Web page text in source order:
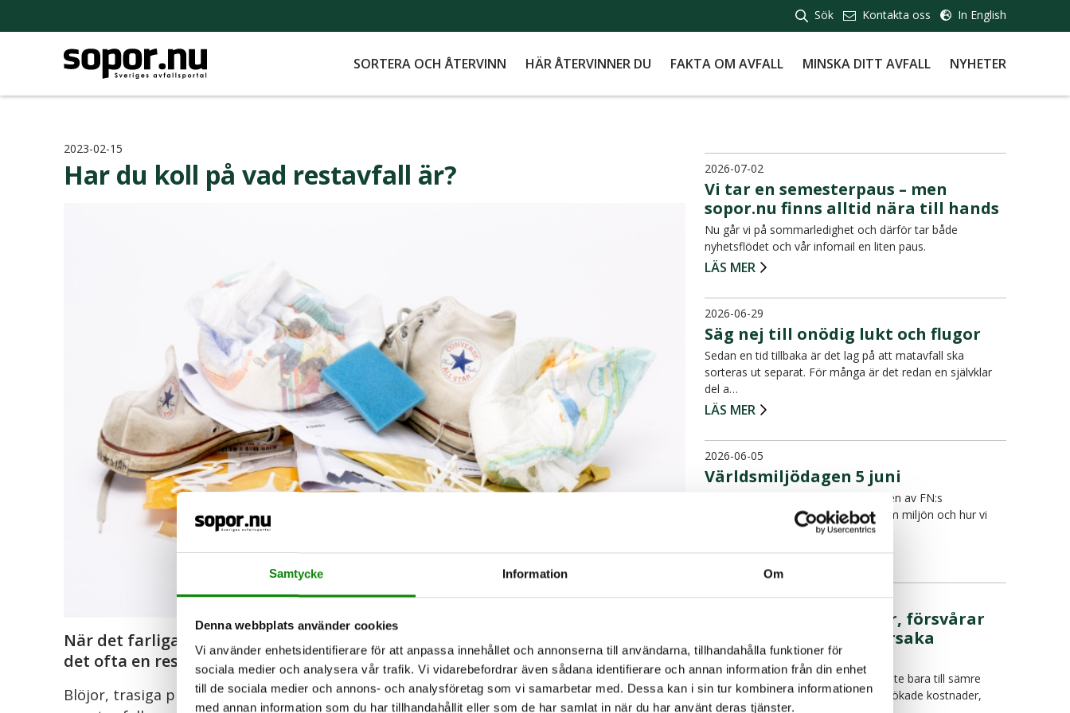
Samtycke Information Om
Denna webbplats använder cookies
Vi använder enhetsidentifierare för att anpassa innehållet och annonserna till användarna, tillhandahålla funktioner för
sociala medier och analysera vår trafik. Vi vidarebefordrar även sådana identifierare och annan information från din enhet
till de sociala medier och annons- och analysföretag som vi samarbetar med. Dessa kan i sin tur kombinera informationen
med annan information som du har tillhandahållit eller som de har samlat in när du har använt deras tjänster.
Sök Kontakta oss In English
SORTERA OCH ÅTERVINN HÄR ÅTERVINNER DU FAKTA OM AVFALL MINSKA DITT AVFALL NYHETER
2023-02-15
Har du koll på vad restavfall är?
När det farliga avfallet och allt som kan materialåtervinnas sorterats ut finns
det ofta en rest kvar - soppåsen. Men den kan också återvinnas!
Blöjor, trasiga plastleksaker som inte innehåller batterier, plåster, tops och en mängd
2026-07-02
Vi tar en semesterpaus – men
sopor.nu finns alltid nära till hands
Nu går vi på sommarledighet och därför tar både
nyhetsflödet och vår infomail en liten paus.
LÄS MER
2026-06-29
Säg nej till onödig lukt och flugor
Sedan en tid tillbaka är det lag på att matavfall ska
sorteras ut separat. För många är det redan en självklar
del a…
LÄS MER
2026-06-05
Världsmiljödagen 5 juni
Den 5 juni är det Världsmiljödagen, en av FN:s
internationella dagar som handlar om miljön och hur vi
LÄS MER
2026-05-29
Din felsortering kostar, försvårar
återvinning och kan orsaka
bränder
Felsortering i hushållsavfallet leder inte bara till sämre
återvinning. Det kan också innebära ökade kostnader,